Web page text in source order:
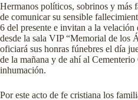
Hermanos políticos, sobrinos y más
de comunicar su sensible
6 del presente e invitan a la velación
desde la sala VIP “Memorial de los
oficiará sus honras fúnebres el día
de la mañana y de ahí al Cementerio
inhumación.
Por este acto de fe cristiana los